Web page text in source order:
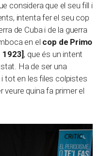
considera que el seu fill i
intenta fer el seu cop
de Cuba i de la guerra
en el cop de Primo
, que és un intent
Ha de ser una
tot en les files colpistes
quina fa primer el